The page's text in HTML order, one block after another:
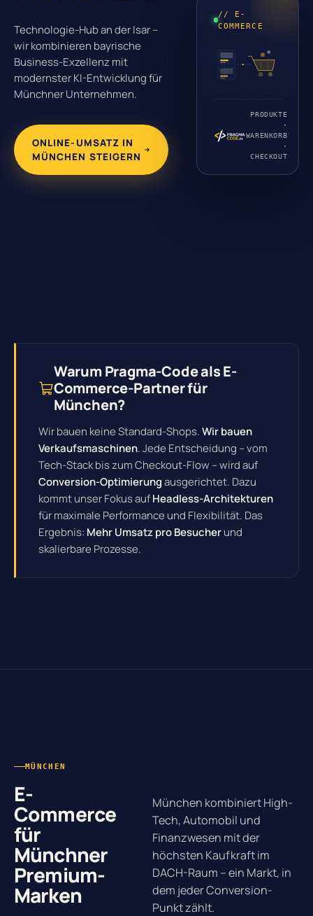
Technologie-Hub an der Isar –
wir kombinieren bayrische
Business-Exzellenz mit
modernster KI-Entwicklung für
Münchner Unternehmen.
ONLINE-UMSATZ IN
MÜNCHEN STEIGERN
// E-
COMMERCE
PRODUKTE
·
WARENKORB
·
CHECKOUT
Warum Pragma-Code als E-
Commerce-Partner für
München?
Wir bauen keine Standard-Shops.Wir bauen
Verkaufsmaschinen. Jede Entscheidung – vom
Tech-Stack bis zum Checkout-Flow – wird auf
Conversion-Optimierungausgerichtet. Dazu
kommt unser Fokus aufHeadless-Architekturen
für maximale Performance und Flexibilität. Das
Ergebnis: Mehr Umsatz pro Besucherund
skalierbare Prozesse.
MÜNCHEN
E-
Commerce
für
Münchner
Premium-
Marken
München kombiniert High-
Tech, Automobil und
Finanzwesen mit der
höchsten Kaufkraft im
DACH-Raum – ein Markt, in
dem jeder Conversion-
Punkt zählt.